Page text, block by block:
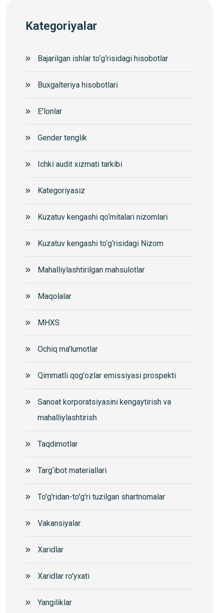
Kategoriyalar
Bajarilgan ishlar to‘g‘risidagi hisobotlar
Buxgalteriya hisobotlari
E'lonlar
Gender tenglik
Ichki audit xizmati tarkibi
Kategoriyasiz
Kuzatuv kengashi qo‘mitalari nizomlari
Kuzatuv kengashi to‘g‘risidagi Nizom
Mahalliylashtirilgan mahsulotlar
Maqolalar
MHXS
Ochiq ma'lumotlar
Qimmatli qog'ozlar emissiyasi prospekti
Sanoat korporatsiyasini kengaytirish va
mahalliylashtirish
Taqdimotlar
Targ‘ibot materiallari
To'g'ridan-to'g'ri tuzilgan shartnomalar
Vakansiyalar
Xaridlar
Xaridlar ro'yxati
Yangiliklar